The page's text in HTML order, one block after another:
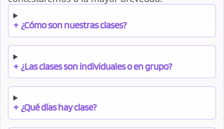
+ ¿Cómo son nuestras clases?
+ ¿Las clases son individuales o en grupo?
+ ¿Qué días hay clase?